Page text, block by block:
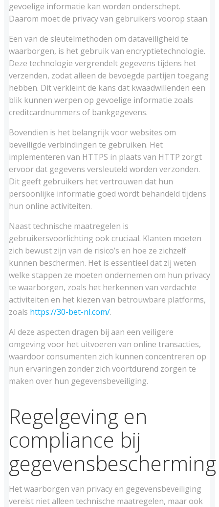
gevoelige informatie kan worden onderschept.
Daarom moet de privacy van gebruikers voorop staan.
Een van de sleutelmethoden om dataveiligheid te
waarborgen, is het gebruik van encryptietechnologie.
Deze technologie vergrendelt gegevens tijdens het
verzenden, zodat alleen de bevoegde partijen toegang
hebben. Dit verkleint de kans dat kwaadwillenden een
blik kunnen werpen op gevoelige informatie zoals
creditcardnummers of bankgegevens.
Bovendien is het belangrijk voor websites om
beveiligde verbindingen te gebruiken. Het
implementeren van HTTPS in plaats van HTTP zorgt
ervoor dat gegevens versleuteld worden verzonden.
Dit geeft gebruikers het vertrouwen dat hun
persoonlijke informatie goed wordt behandeld tijdens
hun online activiteiten.
Naast technische maatregelen is
gebruikersvoorlichting ook cruciaal. Klanten moeten
zich bewust zijn van de risico’s en hoe ze zichzelf
kunnen beschermen. Het is essentieel dat zij weten
welke stappen ze moeten ondernemen om hun privacy
te waarborgen, zoals het herkennen van verdachte
activiteiten en het kiezen van betrouwbare platforms,
zoals https://30-bet-nl.com/.
Al deze aspecten dragen bij aan een veiligere
omgeving voor het uitvoeren van online transacties,
waardoor consumenten zich kunnen concentreren op
hun ervaringen zonder zich voortdurend zorgen te
maken over hun gegevensbeveiliging.
Regelgeving en
compliance bij
gegevensbescherming
Het waarborgen van privacy en gegevensbeveiliging
vereist niet alleen technische maatregelen, maar ook